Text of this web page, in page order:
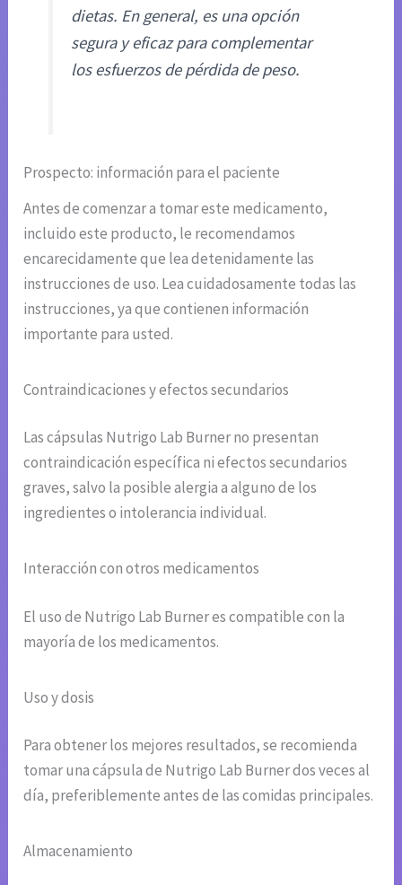
dietas. En general, es una opción
segura y eficaz para complementar
los esfuerzos de pérdida de peso.
Prospecto: información para el paciente
Antes de comenzar a tomar este medicamento,
incluido este producto, le recomendamos
encarecidamente que lea detenidamente las
instrucciones de uso. Lea cuidadosamente todas las
instrucciones, ya que contienen información
importante para usted.
Contraindicaciones y efectos secundarios
Las cápsulas Nutrigo Lab Burner no presentan
contraindicación específica ni efectos secundarios
graves, salvo la posible alergia a alguno de los
ingredientes o intolerancia individual.
Interacción con otros medicamentos
El uso de Nutrigo Lab Burner es compatible con la
mayoría de los medicamentos.
Uso y dosis
Para obtener los mejores resultados, se recomienda
tomar una cápsula de Nutrigo Lab Burner dos veces al
día, preferiblemente antes de las comidas principales.
Almacenamiento